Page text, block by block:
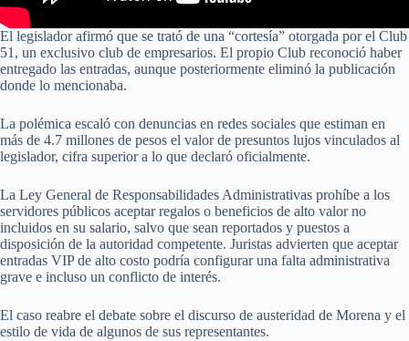
El legislador afirmó que se trató de una “cortesía” otorgada por el Club
51, un exclusivo club de empresarios. El propio Club reconoció haber
entregado las entradas, aunque posteriormente eliminó la publicación
donde lo mencionaba.
La polémica escaló con denuncias en redes sociales que estiman en
más de 4.7 millones de pesos el valor de presuntos lujos vinculados al
legislador, cifra superior a lo que declaró oficialmente.
La Ley General de Responsabilidades Administrativas prohíbe a los
servidores públicos aceptar regalos o beneficios de alto valor no
incluidos en su salario, salvo que sean reportados y puestos a
disposición de la autoridad competente. Juristas advierten que aceptar
entradas VIP de alto costo podría configurar una falta administrativa
grave e incluso un conflicto de interés.
El caso reabre el debate sobre el discurso de austeridad de Morena y el
estilo de vida de algunos de sus representantes.